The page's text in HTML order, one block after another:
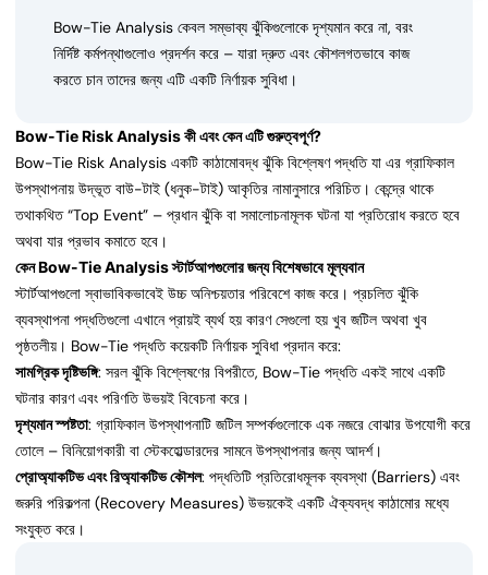
Bow-Tie Analysis কেবল সম্ভাব্য ঝুঁকিগুলোকে দৃশ্যমান করে না, বরং
নির্দিষ্ট কর্মপন্থাগুলোও প্রদর্শন করে – যারা দ্রুত এবং কৌশলগতভাবে কাজ
করতে চান তাদের জন্য এটি একটি নির্ণায়ক সুবিধা।
Bow-Tie Risk Analysis কী এবং কেন এটি গুরুত্বপূর্ণ?
Bow-Tie Risk Analysis একটি কাঠামোবদ্ধ ঝুঁকি বিশ্লেষণ পদ্ধতি যা এর গ্রাফিকাল
উপস্থাপনায় উদ্ভূত বাউ-টাই (ধনুক-টাই) আকৃতির নামানুসারে পরিচিত। কেন্দ্রে থাকে
তথাকথিত “Top Event” – প্রধান ঝুঁকি বা সমালোচনামূলক ঘটনা যা প্রতিরোধ করতে হবে
অথবা যার প্রভাব কমাতে হবে।
কেন Bow-Tie Analysis স্টার্টআপগুলোর জন্য বিশেষভাবে মূল্যবান
স্টার্টআপগুলো স্বাভাবিকভাবেই উচ্চ অনিশ্চয়তার পরিবেশে কাজ করে। প্রচলিত ঝুঁকি
ব্যবস্থাপনা পদ্ধতিগুলো এখানে প্রায়ই ব্যর্থ হয় কারণ সেগুলো হয় খুব জটিল অথবা খুব
পৃষ্ঠতলীয়। Bow-Tie পদ্ধতি কয়েকটি নির্ণায়ক সুবিধা প্রদান করে:
সামগ্রিক দৃষ্টিভঙ্গি: সরল ঝুঁকি বিশ্লেষণের বিপরীতে, Bow-Tie পদ্ধতি একই সাথে একটি
ঘটনার কারণ এবং পরিণতি উভয়ই বিবেচনা করে।
দৃশ্যমান স্পষ্টতা: গ্রাফিকাল উপস্থাপনাটি জটিল সম্পর্কগুলোকে এক নজরে বোঝার উপযোগী করে
তোলে – বিনিয়োগকারী বা স্টেকহোল্ডারদের সামনে উপস্থাপনার জন্য আদর্শ।
প্রোঅ্যাকটিভ এবং রিঅ্যাকটিভ কৌশল: পদ্ধতিটি প্রতিরোধমূলক ব্যবস্থা (Barriers) এবং
জরুরি পরিকল্পনা (Recovery Measures) উভয়কেই একটি ঐক্যবদ্ধ কাঠামোর মধ্যে
সংযুক্ত করে।